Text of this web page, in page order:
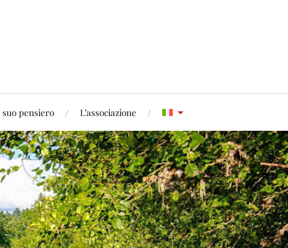
pensiero L’associazione